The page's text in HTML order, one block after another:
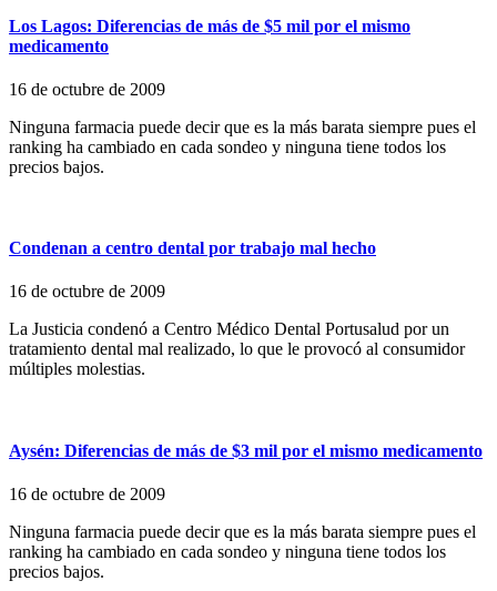
Los Lagos: Diferencias de más de $5 mil por el mismo
medicamento
16 de octubre de 2009
Ninguna farmacia puede decir que es la más barata siempre pues el
ranking ha cambiado en cada sondeo y ninguna tiene todos los
precios bajos.
Condenan a centro dental por trabajo mal hecho
16 de octubre de 2009
La Justicia condenó a Centro Médico Dental Portusalud por un
tratamiento dental mal realizado, lo que le provocó al consumidor
múltiples molestias.
Aysén: Diferencias de más de $3 mil por el mismo medicamento
16 de octubre de 2009
Ninguna farmacia puede decir que es la más barata siempre pues el
ranking ha cambiado en cada sondeo y ninguna tiene todos los
precios bajos.